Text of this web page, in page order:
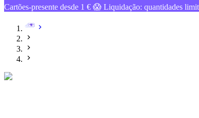
Cartões-presente desde 1 € 😱 Liquidação: quantidades